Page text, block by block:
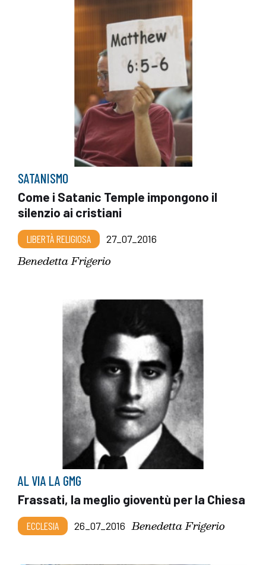
SATANISMO
Come i Satanic Temple impongono il
silenzio ai cristiani
LIBERTÀ RELIGIOSA 27_07_2016
Benedetta Frigerio
AL VIA LA GMG
Frassati, la meglio gioventù per la Chiesa
ECCLESIA 26_07_2016 Benedetta Frigerio